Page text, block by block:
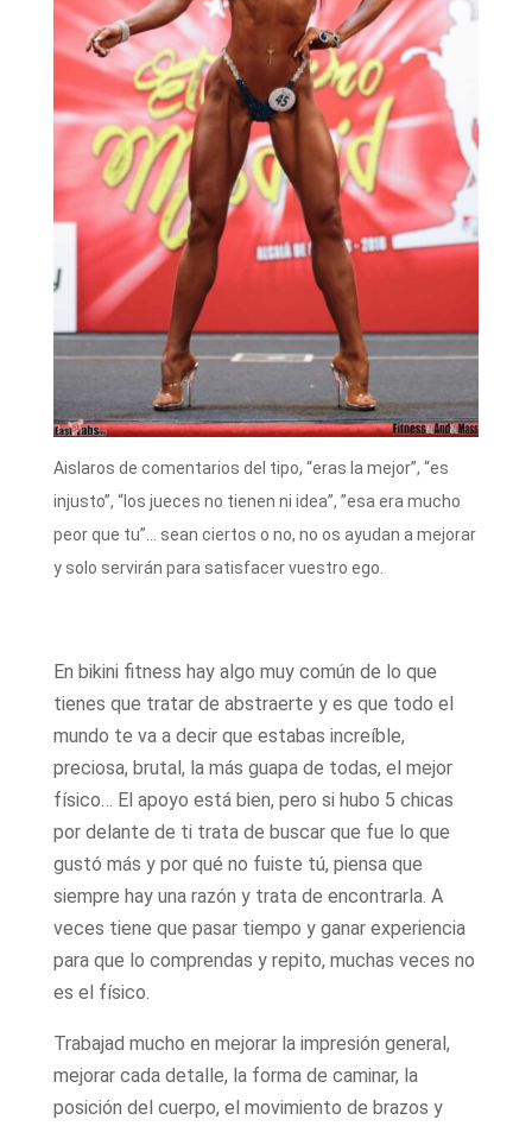
Aislaros de comentarios del tipo, “eras la mejor”, “es
injusto”, “los jueces no tienen ni idea”, ”esa era mucho
peor que tu”… sean ciertos o no, no os ayudan a mejorar
y solo servirán para satisfacer vuestro ego.
En bikini fitness hay algo muy común de lo que
tienes que tratar de abstraerte y es que todo el
mundo te va a decir que estabas increíble,
preciosa, brutal, la más guapa de todas, el mejor
físico… El apoyo está bien, pero si hubo 5 chicas
por delante de ti trata de buscar que fue lo que
gustó más y por qué no fuiste tú, piensa que
siempre hay una razón y trata de encontrarla. A
veces tiene que pasar tiempo y ganar experiencia
para que lo comprendas y repito, muchas veces no
es el físico.
Trabajad mucho en mejorar la impresión general,
mejorar cada detalle, la forma de caminar, la
posición del cuerpo, el movimiento de brazos y